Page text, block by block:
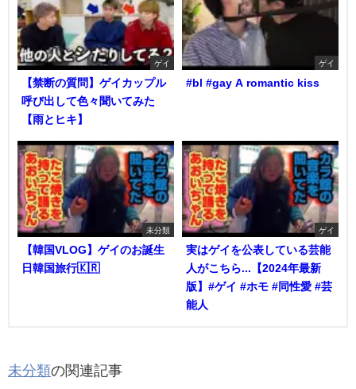
ゲイ
【禁断の質問】ゲイカップル
呼び出して色々聞いてみた
【雨とヒキ】
ゲイ
#bl #gay A romantic kiss
未分類
【韓国VLOG】ゲイのお誕生
日韓国旅行🇰🇷
ゲイ
実はゲイを公表している芸能
人がこちら...【2024年最新
版】#ゲイ #ホモ #同性愛 #芸
能人
未分類の関連記事